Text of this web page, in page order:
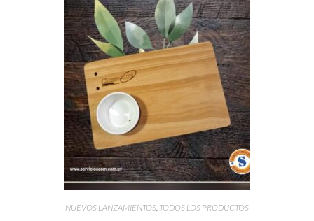
NUEVOS LANZAMIENTOS, TODOS LOS PRODUCTOS